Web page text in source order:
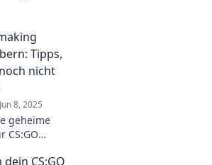
für
zum
der Gaming-
Tipps,
nicht
Jun 8, 2025
geheime
CS:GO
CS:GO